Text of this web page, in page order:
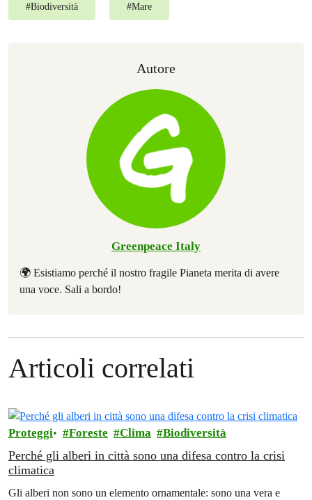
#Biodiversità #Mare
Autore
Greenpeace Italy
🌍 Esistiamo perché il nostro fragile Pianeta merita di avere
una voce. Sali a bordo!
Articoli correlati
Proteggi Foreste Clima Biodiversità
Perché gli alberi in città sono una difesa contro la crisi
climatica
Gli alberi non sono un elemento ornamentale: sono una vera e